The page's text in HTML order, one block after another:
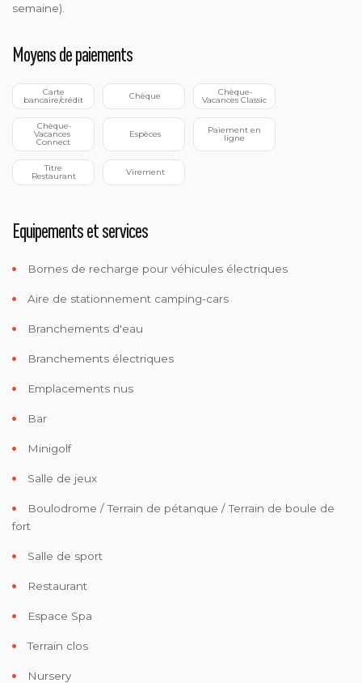
semaine).
Moyens de paiements
bancaire/crédit Chèque Vacances Classic
Vacances
Connect
Espèces ligne
Titre
Restaurant Virement
Equipements et services
Bornes de recharge pour véhicules électriques
Aire de stationnement camping-cars
Branchements d'eau
Branchements électriques
Emplacements nus
Bar
Minigolf
Salle de jeux
Boulodrome / Terrain de pétanque / Terrain de boule de
fort
Salle de sport
Restaurant
Espace Spa
Terrain clos
Nursery